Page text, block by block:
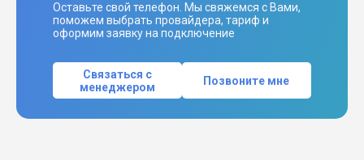
Оставьте свой телефон. Мы свяжемся с Вами,
поможем выбрать провайдера, тариф и
оформим заявку на подключение
Связаться с
менеджером
Позвоните мне